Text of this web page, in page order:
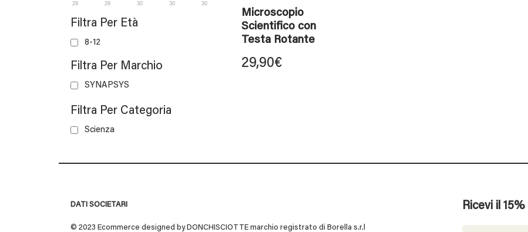
29 29 30 30 30
Filtra Per Età
8-12
Filtra Per Marchio
SYNAPSYS
Filtra Per Categoria
Scienza
Microscopio
Scientifico con
Testa Rotante
29,90€
DATI SOCIETARI
© 2023 Ecommerce designed by DONCHISCIOTTE marchio registrato di Borella s.r.l
Ricevi il